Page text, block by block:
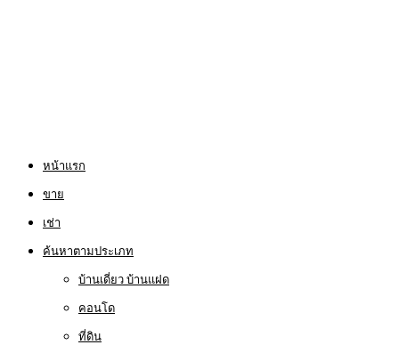
หน้าแรก
ขาย
เช่า
ค้นหาตามประเภท
บ้านเดี่ยว บ้านแฝด
คอนโด
ที่ดิน